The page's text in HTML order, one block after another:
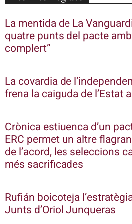
La mentida de La
quatre punts del pacte amb
complert”
La covardia de
frena la caiguda de l’Estat
Crònica estiuenca d’un
ERC permet un altre
de l’acord, les seleccions
més sacrificades
Rufián boicoteja
Junts d’Oriol Junqueras